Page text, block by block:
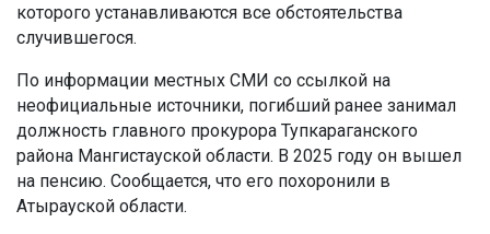
которого устанавливаются все обстоятельства
случившегося.
По информации местных СМИ со ссылкой на
неофициальные источники, погибший ранее занимал
должность главного прокурора Тупкараганского
района Мангистауской области. В 2025 году он вышел
на пенсию. Сообщается, что его похоронили в
Атырауской области.